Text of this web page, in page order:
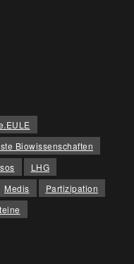
Biowissenschaften
LHG
Medis
Partizipation